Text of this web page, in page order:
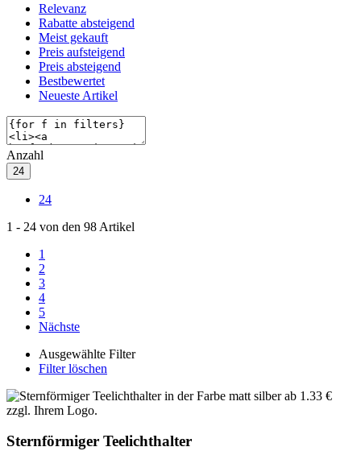
Relevanz
Rabatte absteigend
Meist gekauft
Preis aufsteigend
Preis absteigend
Bestbewertet
Neueste Artikel
Anzahl
24
24
1 - 24 von den 98 Artikel
1
2
3
4
5
Nächste
Ausgewählte Filter
Filter löschen
Sternförmiger Teelichthalter